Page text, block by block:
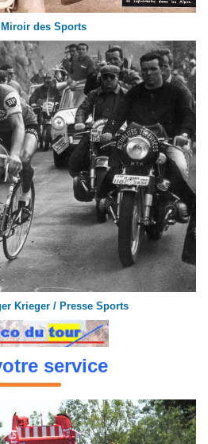
des Sports
Krieger / Presse Sports
service